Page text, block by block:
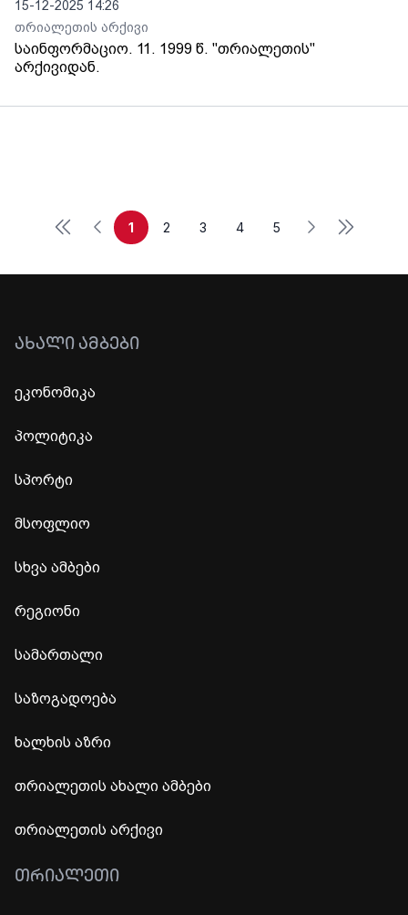
15-12-2025 14:26
თრიალეთის არქივი
საინფორმაციო. 11. 1999 წ. "თრიალეთის"
არქივიდან.
First Previous
1 2 3 4 5 Next Last
ᲐᲮᲐᲚᲘ ᲐᲛᲑᲔᲑᲘ
ეკონომიკა
პოლიტიკა
სპორტი
მსოფლიო
სხვა ამბები
რეგიონი
სამართალი
საზოგადოება
ხალხის აზრი
თრიალეთის ახალი ამბები
თრიალეთის არქივი
ᲗᲠᲘᲐᲚᲔᲗᲘ